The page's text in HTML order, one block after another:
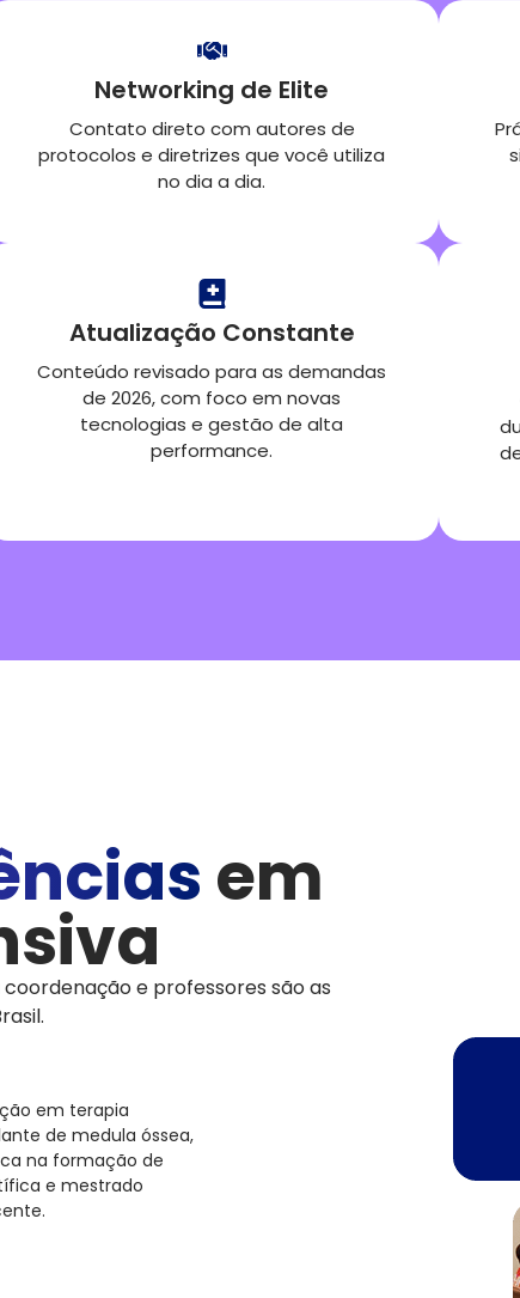
Networking de Elite
Contato direto com autores de
protocolos e diretrizes que você utiliza
no dia a dia.
Atualização Constante
Conteúdo revisado para as demandas
de 2026, com foco em novas
tecnologias e gestão de alta
performance.
em
e professores são as
em terapia
de medula óssea,
na formação de
e mestrado